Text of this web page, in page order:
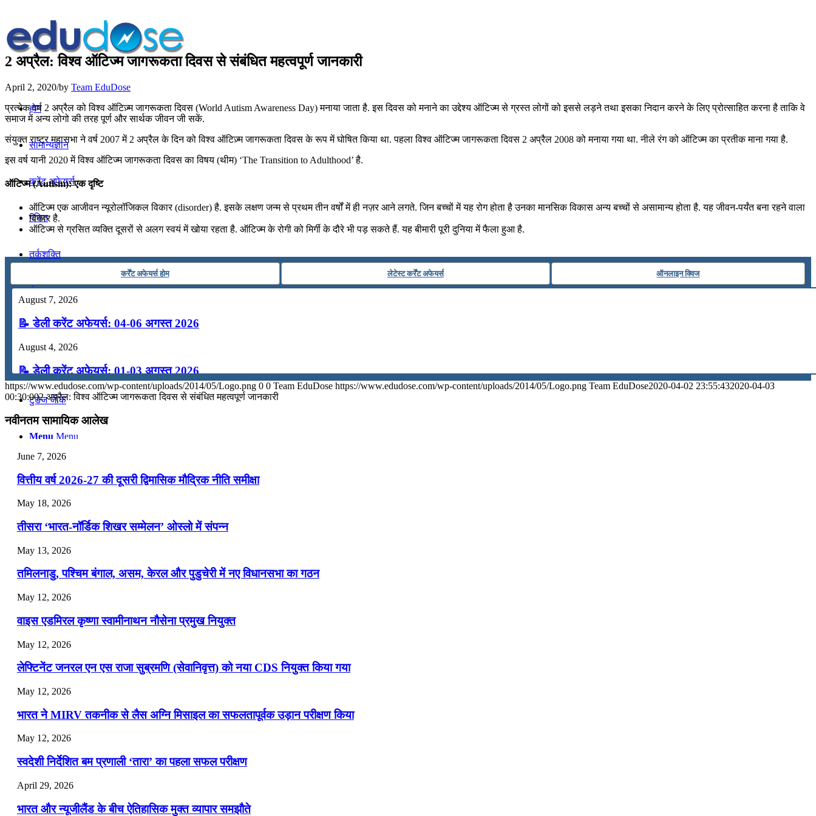
होम
सामान्यज्ञान
करेंट अफेयर्स
गणित
तर्कशक्ति
कंप्यूटर
अंग्रेजी
मॉक टेस्ट
टुडेज जीके
Menu Menu
2 अप्रैल: विश्व ऑटिज्म जागरूकता दिवस से संबंधित महत्वपूर्ण जानकारी
April 2, 2020/by Team EduDose
प्रत्येक वर्ष 2 अप्रैल को विश्व ऑटिज़्म जागरूकता दिवस (World Autism Awareness Day) मनाया जाता है. इस दिवस को मनाने का उद्देश्य ऑटिज्म से ग्रस्त लोगों को इससे लड़ने तथा इसका निदान करने के लिए प्रोत्साहित करना है ताकि वे
समाज में अन्य लोगो की तरह पूर्ण और सार्थक जीवन जी सकें.
संयुक्त राष्ट्र महासभा ने वर्ष 2007 में 2 अप्रैल के दिन को विश्व ऑटिज़्म जागरूकता दिवस के रूप में घोषित किया था. पहला विश्व ऑटिज्म जागरूकता दिवस 2 अप्रैल 2008 को मनाया गया था. नीले रंग को ऑटिज्म का प्रतीक माना गया है.
इस वर्ष यानी 2020 में विश्व ऑटिज्म जागरूकता दिवस का विषय (थीम) ‘The Transition to Adulthood’ है.
ऑटिज्म (Autism): एक दृष्टि
ऑटिज्म एक आजीवन न्यूरोलॉजिकल विकार (disorder) है. इसके लक्षण जन्म से प्रथम तीन वर्षों में ही नज़र आने लगते. जिन बच्चों में यह रोग होता है उनका मानसिक विकास अन्य बच्चों से असामान्य होता है. यह जीवन-पर्यंत बना रहने वाला
विकार है.
ऑटिज्म से ग्रसित व्यक्ति दूसरों से अलग स्वयं में खोया रहता है. ऑटिज्म के रोगी को मिर्गी के दौरे भी पड़ सकते हैं. यह बीमारी पूरी दुनिया में फैला हुआ है.
कर्रेंट अफेयर्स होम लेटेस्ट कर्रेंट अफेयर्स ऑनलाइन क्विज
August 7, 2026
📝 डेली करेंट अफेयर्स: 04-06 अगस्त 2026
August 4, 2026
📝 डेली करेंट अफेयर्स: 01-03 अगस्त 2026
July 31, 2026
📝 डेली करेंट अफेयर्स: 28-31 जुलाई 2026
July 28, 2026
📝 डेली करेंट अफेयर्स: 25-27 जुलाई 2026
July 25, 2026
📝 डेली करेंट अफेयर्स: 22-24 जुलाई 2026
July 22, 2026
📝 डेली करेंट अफेयर्स: 19-21 जुलाई 2026
July 19, 2026
📝 डेली करेंट अफेयर्स: 16-18 जुलाई 2026
https://www.edudose.com/wp-content/uploads/2014/05/Logo.png 0 0 Team EduDose https://www.edudose.com/wp-content/uploads/2014/05/Logo.png Team EduDose2020-04-02 23:55:432020-04-03
00:30:002 अप्रैल: विश्व ऑटिज्म जागरूकता दिवस से संबंधित महत्वपूर्ण जानकारी
नवीनतम सामायिक आलेख
June 7, 2026
वित्तीय वर्ष 2026-27 की दूसरी द्विमासिक मौद्रिक नीति समीक्षा
May 18, 2026
तीसरा ‘भारत-नॉर्डिक शिखर सम्मेलन’ ओस्लो में संपन्न
May 13, 2026
तमिलनाडु, पश्चिम बंगाल, असम, केरल और पुडुचेरी में नए विधानसभा का गठन
May 12, 2026
वाइस एडमिरल कृष्णा स्वामीनाथन नौसेना प्रमुख नियुक्त
May 12, 2026
लेफ्टिनेंट जनरल एन एस राजा सुब्रमणि (सेवानिवृत्त) को नया CDS नियुक्त किया गया
May 12, 2026
भारत ने MIRV तकनीक से लैस अग्नि मिसाइल का सफलतापूर्वक उड़ान परीक्षण किया
May 12, 2026
स्वदेशी निर्देशित बम प्रणाली ‘तारा’ का पहला सफल परीक्षण
April 29, 2026
भारत और न्यूजीलैंड के बीच ऐतिहासिक मुक्त व्यापार समझौते